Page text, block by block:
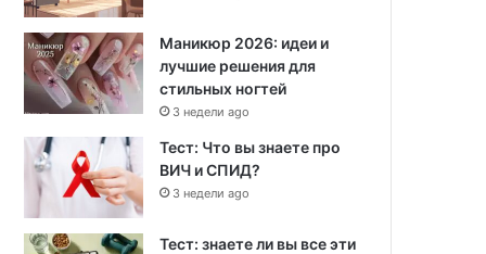
Маникюр 2026: идеи и
лучшие решения для
стильных ногтей
3 недели ago
Тест: Что вы знаете про
ВИЧ и СПИД?
3 недели ago
Тест: знаете ли вы все эти